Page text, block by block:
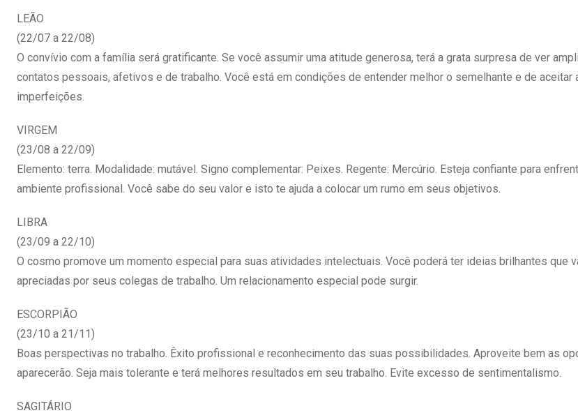
LEÃO
(22/07 a 22/08)
O convívio com a família será gratificante. Se você assumir uma atitude generosa, terá a grata surpresa de ver
contatos pessoais, afetivos e de trabalho. Você está em condições de entender melhor o semelhante e de aceitar
imperfeições.
VIRGEM
(23/08 a 22/09)
Elemento: terra. Modalidade: mutável. Signo complementar: Peixes. Regente: Mercúrio. Esteja confiante para
ambiente profissional. Você sabe do seu valor e isto te ajuda a colocar um rumo em seus objetivos.
LIBRA
(23/09 a 22/10)
O cosmo promove um momento especial para suas atividades intelectuais. Você poderá ter ideias brilhantes que
apreciadas por seus colegas de trabalho. Um relacionamento especial pode surgir.
ESCORPIÃO
(23/10 a 21/11)
Boas perspectivas no trabalho. Êxito profissional e reconhecimento das suas possibilidades. Aproveite bem as
aparecerão. Seja mais tolerante e terá melhores resultados em seu trabalho. Evite excesso de sentimentalismo.
SAGITÁRIO